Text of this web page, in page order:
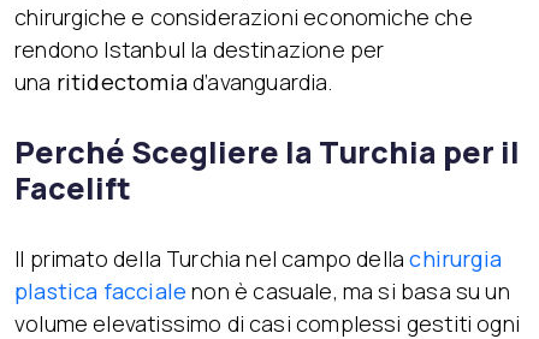
chirurgiche e considerazioni economiche che
rendono Istanbul la destinazione per
una ritidectomiad’avanguardia.
Perché Scegliere la Turchia per il
Facelift
Il primato della Turchia nel campo dellachirurgia
plastica facciale non è casuale, ma si basa su un
volume elevatissimo di casi complessi gestiti ogni